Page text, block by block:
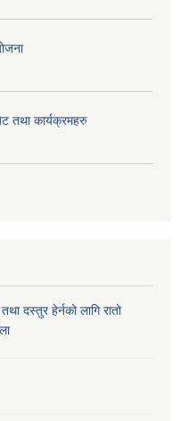
तथा कार्यक्रमहरु
दस्तुर हेर्नको लागि रातो